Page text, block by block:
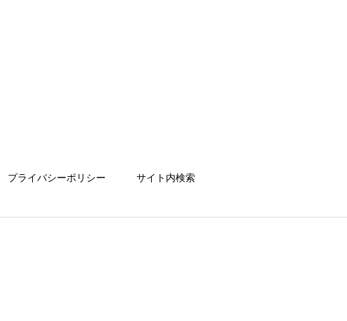
プライバシーポリシー サイト内検索